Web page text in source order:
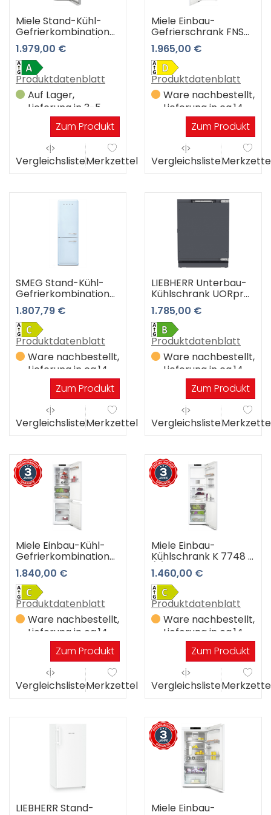
Miele Stand-Kühl-
Gefrierkombination
KFN 4799 AD edt/cs
(edelstahl/cleanste)
3 Jahre
Premiumshop
Garantie
1.979,00 €
Produktdatenblatt
Auf Lager,
Lieferung in 3-5
Werktagen
Zum Produkt
VergleichslisteMerkzettel
Miele Einbau-
Gefrierschrank FNS
7740 D 3 Jahre
Premiumshop
Garantie
1.965,00 €
Produktdatenblatt
Ware nachbestellt,
Lieferung in ca.14
Werktagen
Zum Produkt
Vergleichsliste
SMEG Stand-Kühl-
Gefrierkombination
FAB32LPB6
(Pastellblau)
1.807,79 €
Produktdatenblatt
Ware nachbestellt,
Lieferung in ca.14
Werktagen
Zum Produkt
VergleichslisteMerkzettel
LIEBHERR Unterbau-
Kühlschrank UORpr
365i-20 Prime
1.785,00 €
Produktdatenblatt
Ware nachbestellt,
Lieferung in ca.14
Werktagen
Zum Produkt
Vergleichsliste
Miele Einbau-Kühl-
Gefrierkombination
KFN 7744 C 3 Jahre
Premiumshop
Garantie
1.840,00 €
Produktdatenblatt
Ware nachbestellt,
Lieferung in ca.14
Werktagen
Zum Produkt
VergleichslisteMerkzettel
Miele Einbau-
Kühlschrank K 7748 C
(-) 3 Jahre
Premiumshop
Garantie
1.460,00 €
Produktdatenblatt
Ware nachbestellt,
Lieferung in ca.14
Werktagen
Zum Produkt
Vergleichsliste
LIEBHERR Stand- Miele Einbau-